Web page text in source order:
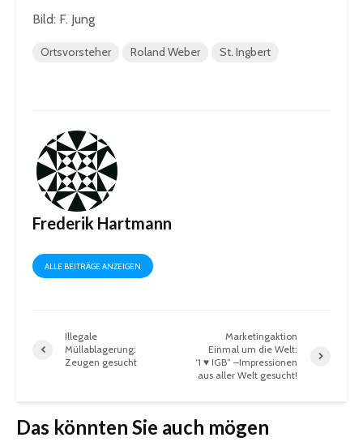
Bild: F. Jung
Ortsvorsteher Roland Weber St. Ingbert
Frederik Hartmann
ALLE BEITRÄGE ANZEIGEN
Illegale
Müllablagerung:
Zeugen gesucht
Marketingaktion
Einmal um die Welt:
“I ♥ IGB” –Impressionen
aus aller Welt gesucht!
Das könnten Sie auch mögen